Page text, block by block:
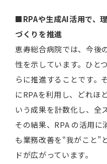
■RPAや生成AI活用で、
づくりを推進
恵寿総合病院では、今後
性を示しています。ひと
らに推進することです。
にRPAを利用し、どれほ
いう成果を計数化し、全
その結果、RPA の活用に
も業務改善を“我がこと”
ドが広がっています。